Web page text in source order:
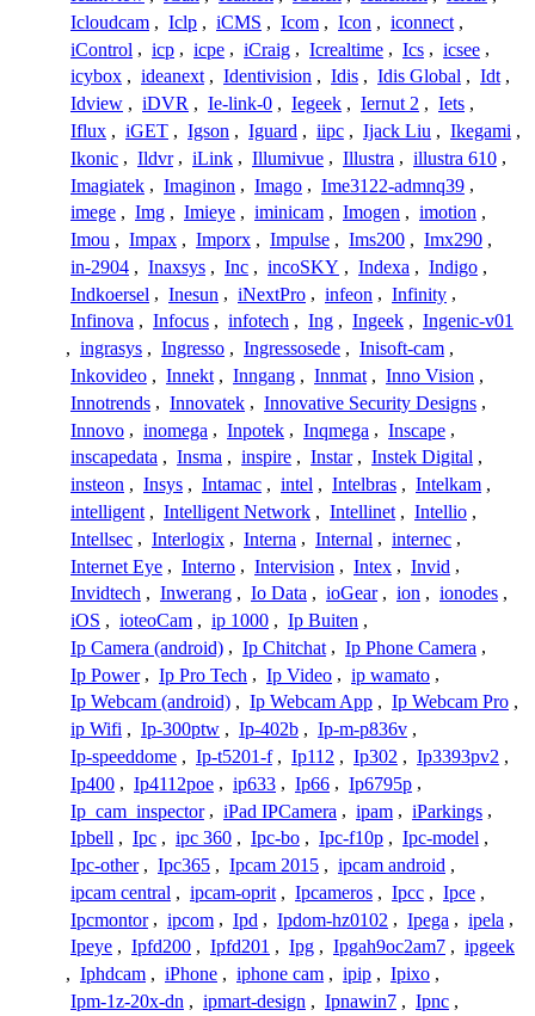
Icloudcam , Iclp , iCMS , Icom , Icon , iconnect ,
iControl , icp , icpe , iCraig , Icrealtime , Ics , icsee ,
icybox , ideanext , Identivision , Idis , Idis Global , Idt ,
Idview , iDVR , Ie-link-0 , Iegeek , Iernut 2 , Iets ,
Iflux , iGET , Igson , Iguard , iipc , Ijack Liu , Ikegami ,
Ikonic , Ildvr , iLink , Illumivue , Illustra , illustra 610 ,
Imagiatek , Imaginon , Imago , Ime3122-admnq39 ,
imege , Img , Imieye , iminicam , Imogen , imotion ,
Imou , Impax , Imporx , Impulse , Ims200 , Imx290 ,
in-2904 , Inaxsys , Inc , incoSKY , Indexa , Indigo ,
Indkoersel , Inesun , iNextPro , infeon , Infinity ,
Infinova , Infocus , infotech , Ing , Ingeek , Ingenic-v01
, ingrasys , Ingresso , Ingressosede , Inisoft-cam ,
Inkovideo , Innekt , Inngang , Innmat , Inno Vision ,
Innotrends , Innovatek , Innovative Security Designs ,
Innovo , inomega , Inpotek , Inqmega , Inscape ,
inscapedata , Insma , inspire , Instar , Instek Digital ,
insteon , Insys , Intamac , intel , Intelbras , Intelkam ,
intelligent , Intelligent Network , Intellinet , Intellio ,
Intellsec , Interlogix , Interna , Internal , internec ,
Internet Eye , Interno , Intervision , Intex , Invid ,
Invidtech , Inwerang , Io Data , ioGear , ion , ionodes ,
iOS , ioteoCam , ip 1000 , Ip Buiten ,
Ip Camera (android) , Ip Chitchat , Ip Phone Camera ,
Ip Power , Ip Pro Tech , Ip Video , ip wamato ,
Ip Webcam (android) , Ip Webcam App , Ip Webcam Pro ,
ip Wifi , Ip-300ptw , Ip-402b , Ip-m-p836v ,
Ip-speeddome , Ip-t5201-f , Ip112 , Ip302 , Ip3393pv2 ,
Ip400 , Ip4112poe , ip633 , Ip66 , Ip6795p ,
Ip_cam_inspector , iPad IPCamera , ipam , iParkings ,
Ipbell , Ipc , ipc 360 , Ipc-bo , Ipc-f10p , Ipc-model ,
Ipc-other , Ipc365 , Ipcam 2015 , ipcam android ,
ipcam central , ipcam-oprit , Ipcameros , Ipcc , Ipce ,
Ipcmontor , ipcom , Ipd , Ipdom-hz0102 , Ipega , ipela ,
Ipeye , Ipfd200 , Ipfd201 , Ipg , Ipgah9oc2am7 , ipgeek
, Iphdcam , iPhone , iphone cam , ipip , Ipixo ,
Ipm-1z-20x-dn , ipmart-design , Ipnawin7 , Ipnc ,